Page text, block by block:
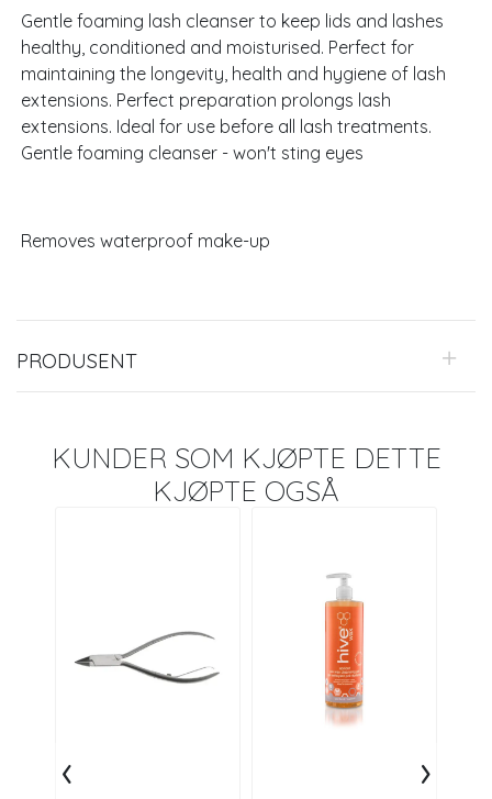
Gentle foaming lash cleanser to keep lids and lashes
healthy, conditioned and moisturised. Perfect for
maintaining the longevity, health and hygiene of lash
extensions. Perfect preparation prolongs lash
extensions. Ideal for use before all lash treatments.
Gentle foaming cleanser - won't sting eyes
Removes waterproof make-up
PRODUSENT
KUNDER SOM KJØPTE DETTE
KJØPTE OGSÅ
‹ ›